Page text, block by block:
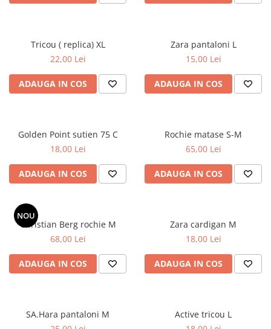
Tricou ( replica) XL
22,00 Lei
ADAUGA IN COS
Zara pantaloni L
15,00 Lei
ADAUGA IN COS
Golden Point sutien 75 C
18,00 Lei
ADAUGA IN COS
Rochie matase S-M
65,00 Lei
ADAUGA IN COS
NOU
Christian Berg rochie M
68,00 Lei
ADAUGA IN COS
Zara cardigan M
18,00 Lei
ADAUGA IN COS
SA.Hara pantaloni M
Active tricou L